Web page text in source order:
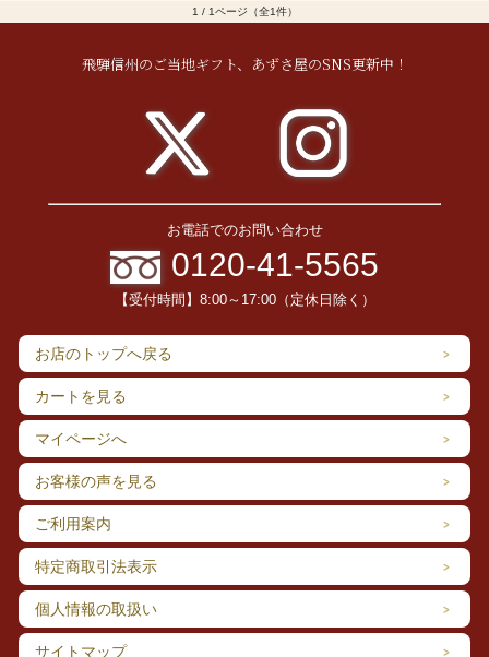
1 / 1ページ（全1件）
飛騨信州のご当地ギフト、あずさ屋のSNS更新中！
お電話でのお問い合わせ
0120-41-5565
【受付時間】8:00～17:00（定休日除く）
お店のトップへ戻る
カートを見る
マイページへ
お客様の声を見る
ご利用案内
特定商取引法表示
個人情報の取扱い
サイトマップ